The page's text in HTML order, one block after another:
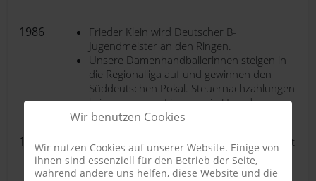
1986
Frieder Klein wird Deutscher B-
Jugendmeister an den Ringen.
Unsere Damenhandballerinnen steigen in
die Regionalliga auf und gewinnen den
Süddeutschen Pokal. Steuernachzahlungen
bringen unsere Finanzen in Unordnung.
1987
Frieder Klein wird beim Deutschen Turnfest
in Berlin Deutscher Jugendmeister an den
Ringen.
Wir benutzen Cookies
Wir nutzen Cookies auf unserer Website. Einige von
ihnen sind essenziell für den Betrieb der Seite,
während andere uns helfen, diese Website und die